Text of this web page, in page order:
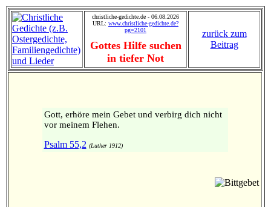
christliche-gedichte.de - 06.08.2026
URL: www.christliche-gedichte.de?
pg=2101
Gottes Hilfe suchen
in tiefer Not
zurück zum
Beitrag
Gott, erhöre mein Gebet und verbirg dich nicht
vor meinem Flehen.
Psalm 55,2 (Luther 1912)